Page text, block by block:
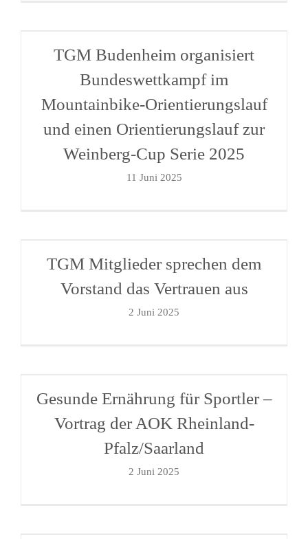
TGM Budenheim organisiert
Bundeswettkampf im
Mountainbike-Orientierungslauf
und einen Orientierungslauf zur
Weinberg-Cup Serie 2025
11 Juni 2025
TGM Mitglieder sprechen dem
Vorstand das Vertrauen aus
2 Juni 2025
Gesunde Ernährung für Sportler –
Vortrag der AOK Rheinland-
Pfalz/Saarland
2 Juni 2025